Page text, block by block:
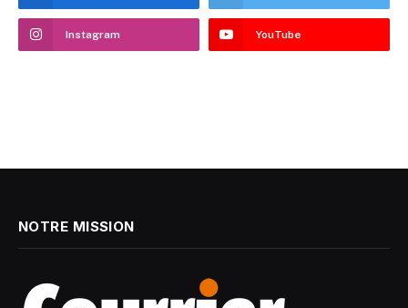
Instagram YouTube
NOTRE MISSION